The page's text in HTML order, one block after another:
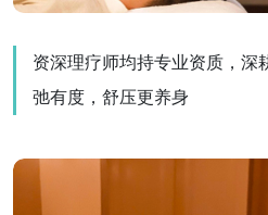
资深理疗师均持专业资质，深
弛有度，舒压更养身